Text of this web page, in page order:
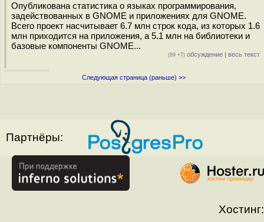
Опубликована статистика о языках программирования,
задействованных в GNOME и приложениях для GNOME.
Всего проект насчитывает 6.7 млн строк кода, из которых 1.6
млн приходится на приложения, а 5.1 млн на библиотеки и
базовые компоненты GNOME...
(89 +7) обсуждение | весь текст
Следующая страница (раньше) >>
Партнёры:
Хостинг: